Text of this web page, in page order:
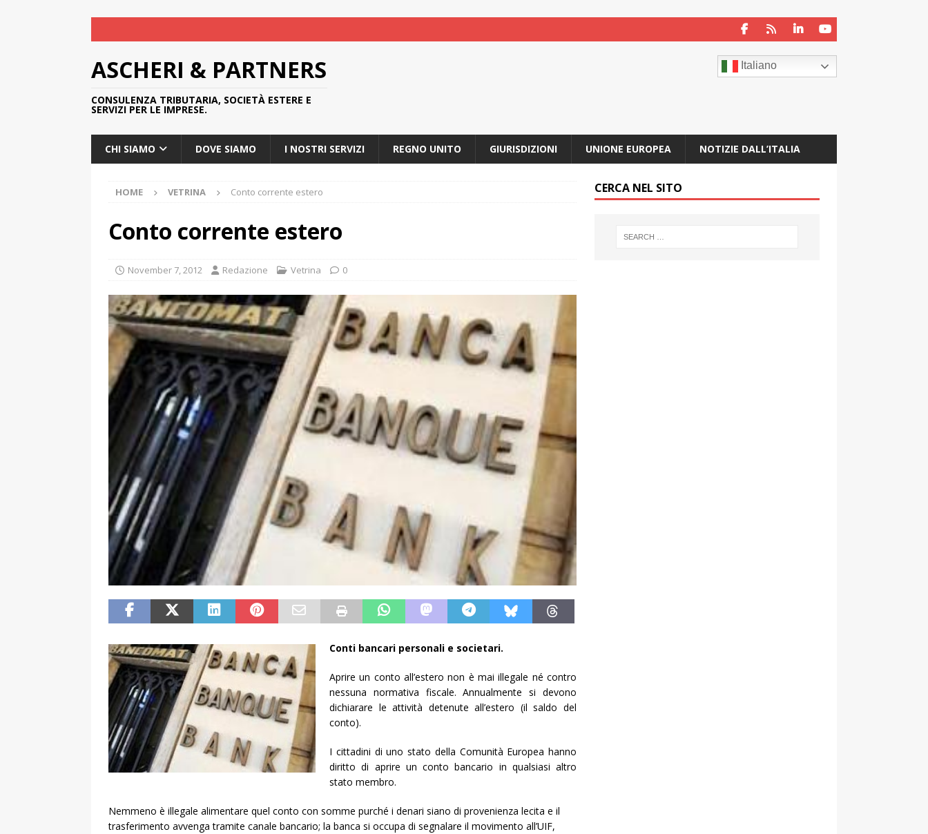
ASCHERI & PARTNERS
CONSULENZA TRIBUTARIA, SOCIETÀ ESTERE E
SERVIZI PER LE IMPRESE.
Italiano
CHI SIAMO DOVE SIAMO I NOSTRI SERVIZI REGNO UNITO GIURISDIZIONI UNIONE EUROPEA NOTIZIE DALL’ITALIA
HOME VETRINA Conto corrente estero
Conto corrente estero
November 7, 2012 Redazione Vetrina 0
Conti bancari personali e societari.
Aprire un conto all’estero non è mai illegale né contro
nessuna normativa fiscale. Annualmente si devono
dichiarare le attività detenute all’estero (il saldo del
conto).
I cittadini di uno stato della Comunità Europea hanno
diritto di aprire un conto bancario in qualsiasi altro
stato membro.
Nemmeno è illegale alimentare quel conto con somme purché i denari siano di provenienza lecita e il
trasferimento avvenga tramite canale bancario; la banca si occupa di segnalare il movimento all’UIF,
CERCA NEL SITO